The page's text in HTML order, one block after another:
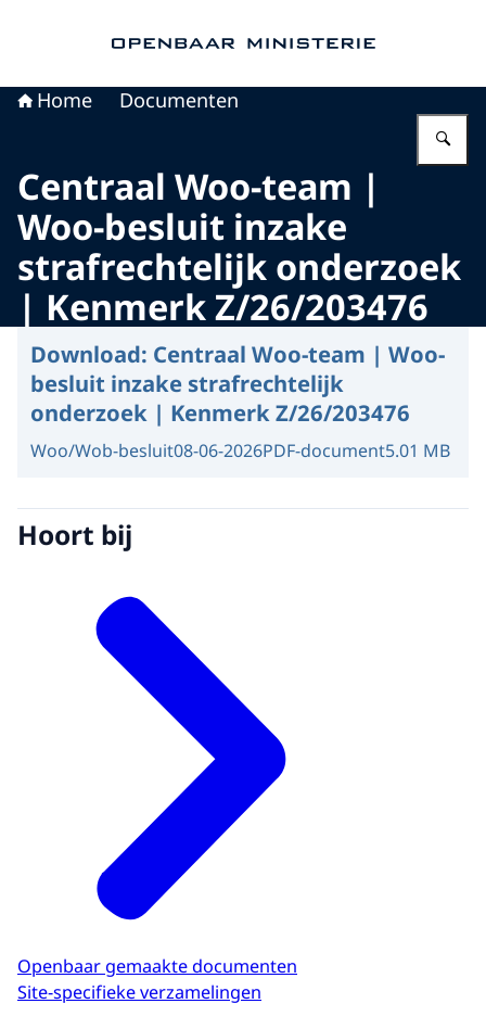
Home Documenten
Centraal Woo-team |
Woo-besluit inzake
strafrechtelijk onderzoek
| Kenmerk Z/26/203476
Download: Centraal Woo-team | Woo-
besluit inzake strafrechtelijk
onderzoek | Kenmerk Z/26/203476
Woo/Wob-besluit08-06-2026PDF-document5.01 MB
Hoort bij
Openbaar gemaakte documenten
Site-specifieke verzamelingen